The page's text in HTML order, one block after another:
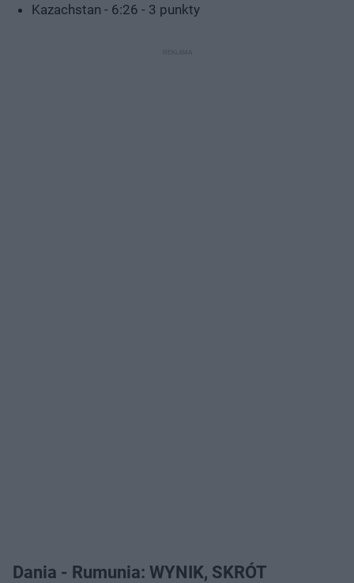
Kazachstan - 6:26 - 3 punkty
Dania - Rumunia: WYNIK, SKRÓT